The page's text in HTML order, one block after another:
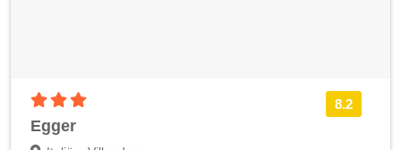
8.2
Egger